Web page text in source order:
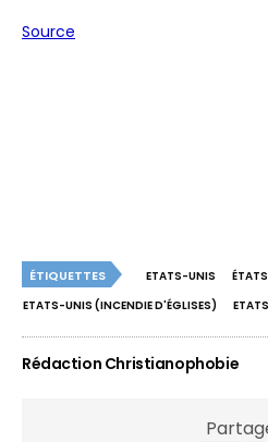
Source
ÉTIQUETTES ETATS-UNIS
ETATS-UNIS (INCENDIE D'ÉGLISES)
Rédaction Christianophobie